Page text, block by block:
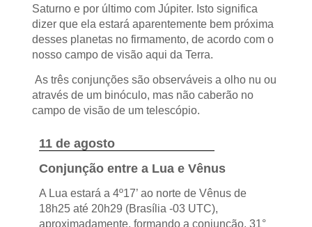
Saturno e por último com Júpiter. Isto significa
dizer que ela estará aparentemente bem próxima
desses planetas no firmamento, de acordo com o
nosso campo de visão aqui da Terra.
As três conjunções são observáveis a olho nu ou
através de um binóculo, mas não caberão no
campo de visão de um telescópio.
11 de agosto
Conjunção entre a Lua e Vênus
A Lua estará a 4º17’ ao norte de Vênus de
18h25 até 20h29 (Brasília -03 UTC),
aproximadamente, formando a conjunção, 31°